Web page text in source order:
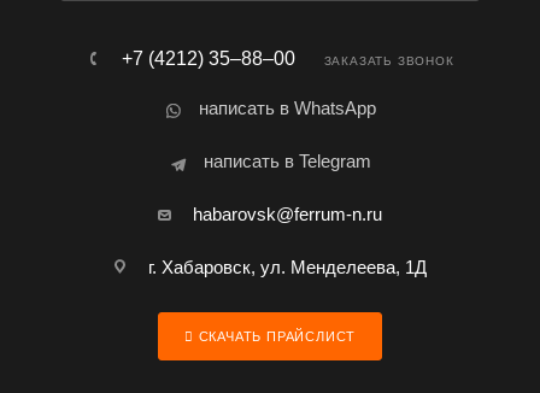
+7 (4212) 35‒88‒00 ЗАКАЗАТЬ ЗВОНОК
написать в WhatsApp
написать в Telegram
habarovsk@ferrum-n.ru
г. Хабаровск, ул. Менделеева, 1Д
СКАЧАТЬ ПРАЙСЛИСТ